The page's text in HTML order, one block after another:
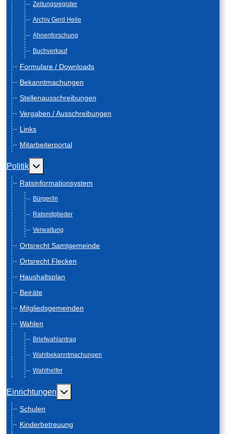
Zeitungsregister
Archiv Gerd Heile
Ahnenforschung
Buchverkauf
Formulare / Downloads
Bekanntmachungen
Stellenausschreibungen
Vergaben / Ausschreibungen
Links
Mitarbeiterportal
Politik Weitere Informationen: Politik
Ratsinformationsystem
Bürger/in
Ratsmitglieder
Verwaltung
Ortsrecht Samtgemeinde
Ortsrecht Flecken
Haushaltsplan
Beiräte
Mitgliedsgemeinden
Wahlen
Briefwahlantrag
Wahlbekanntmachungen
Wahlhelfer
Einrichtungen Weitere Informationen: Einrichtungen
Schulen
Kinderbetreuung